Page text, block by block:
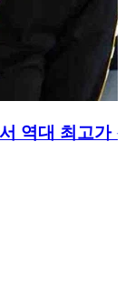
역대 최고가